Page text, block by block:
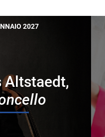
2027
Altstaedt,